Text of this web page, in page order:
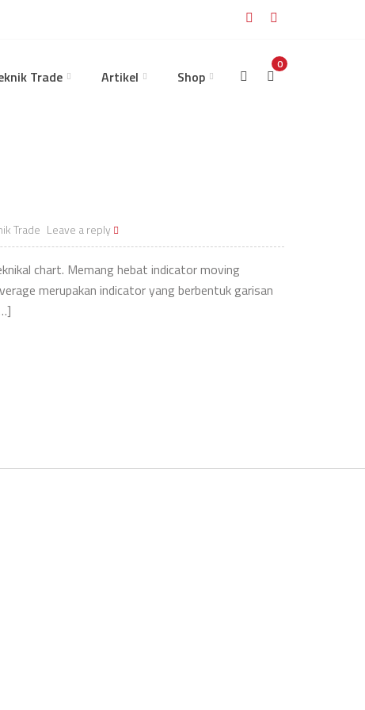
Trade Artikel Shop
0
Trade Leave a reply
chart. Memang hebat indicator moving
merupakan indicator yang berbentuk garisan